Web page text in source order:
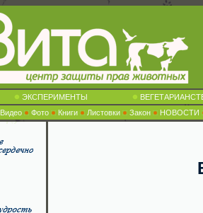
ЭКСПЕРИМЕНТЫ
Видео
Фото Книги Листовки Закон НОВОСТИ